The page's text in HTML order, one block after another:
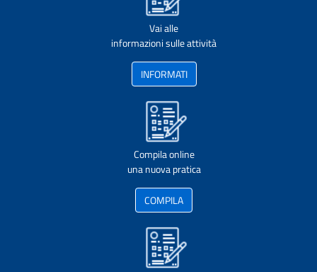
Vai alle
informazioni sulle attività
INFORMATI
Compila online
una nuova pratica
COMPILA